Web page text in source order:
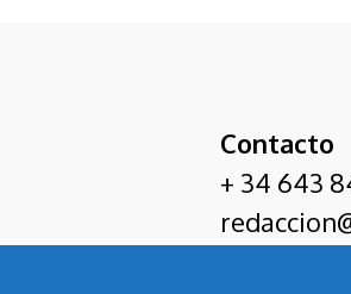
Contacto
+ 34 643